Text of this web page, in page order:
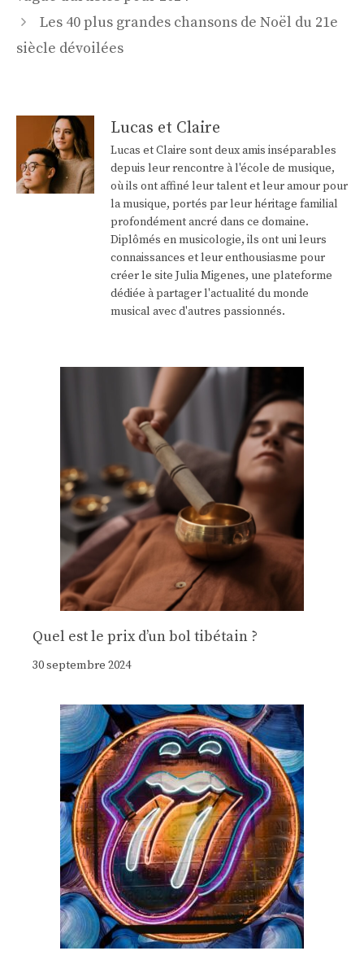
Les 40 plus grandes chansons de Noël du 21e
siècle dévoilées
Lucas et Claire
Lucas et Claire sont deux amis inséparables
depuis leur rencontre à l'école de musique,
où ils ont affiné leur talent et leur amour pour
la musique, portés par leur héritage familial
profondément ancré dans ce domaine.
Diplômés en musicologie, ils ont uni leurs
connaissances et leur enthousiasme pour
créer le site Julia Migenes, une plateforme
dédiée à partager l'actualité du monde
musical avec d'autres passionnés.
Quel est le prix d’un bol tibétain ?
30 septembre 2024